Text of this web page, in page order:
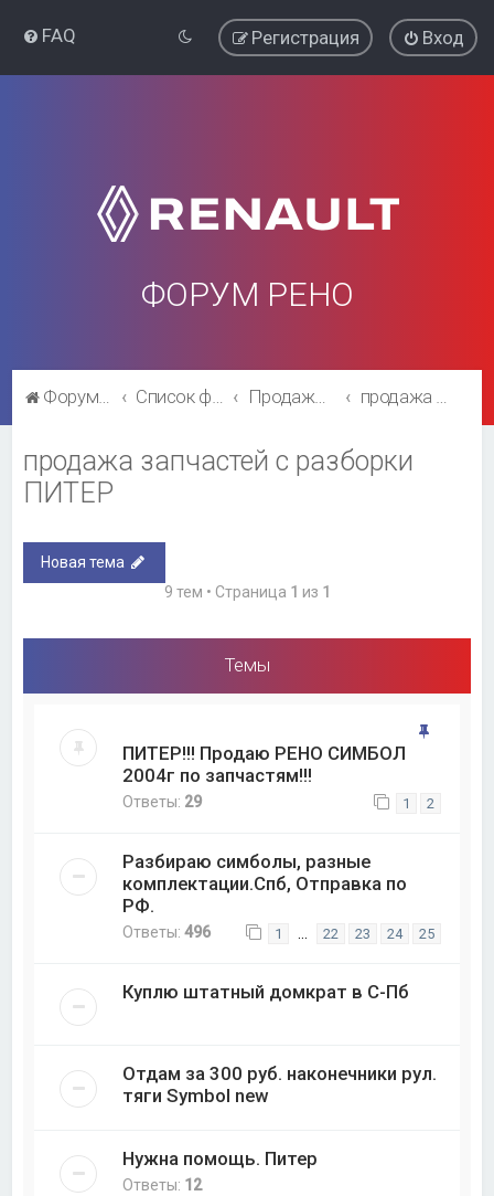
FAQ Вход
Регистрация
ФОРУМ РЕНО
Форум Рено Список форумов Продажа, выбор, поиск, каталожные номера запчастей продажа запчастей с разборки ПИТЕР
продажа запчастей с разборки
ПИТЕР
Новая тема
9 тем • Страница 1 из 1
Темы
ПИТЕР!!! Продаю РЕНО СИМБОЛ
2004г по запчастям!!!
Ответы: 29 1 2
Разбираю симболы, разные
комплектации.Спб, Отправка по
РФ.
Ответы:496 1 … 22 23 24 25
Куплю штатный домкрат в С-Пб
Отдам за 300 руб. наконечники рул.
тяги Symbol new
Нужна помощь. Питер
Ответы: 12